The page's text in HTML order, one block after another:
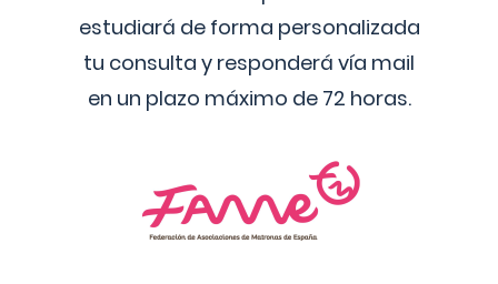
estudiará de forma personalizada
tu consulta y responderá vía mail
en un plazo máximo de 72 horas.